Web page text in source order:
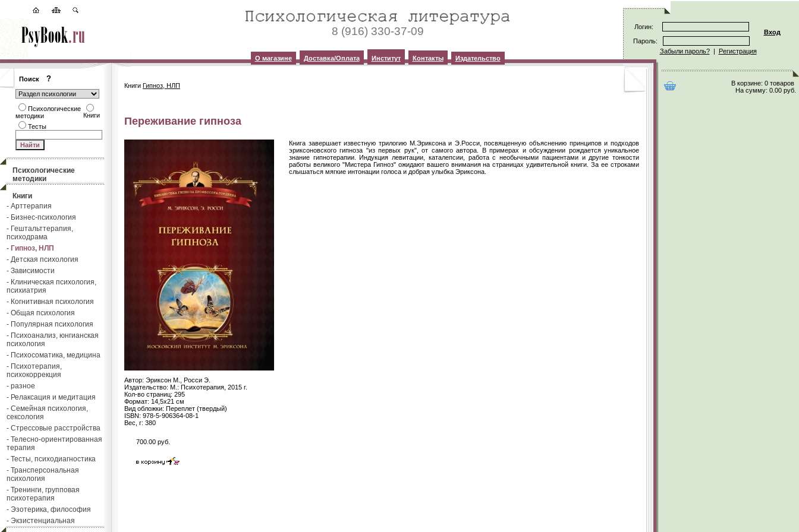
8 (916) 330-37-09 Логин:
Вход
Пароль:
Забыли пароль?|
Регистрация
О магазине
Доставка/Оплата Институт Контакты Издательство
Поиск ?
Психологические
методики
Книги
Тесты
Психологические
методики
Книги
- Арттерапия
- Бизнес-психология
- Гештальттерапия,
психодрама
- Гипноз, НЛП
- Детская психология
- Зависимости
- Клиническая психология,
психиатрия
- Когнитивная психология
- Общая психология
- Популярная психология
- Психоанализ, юнгианская
психология
- Психосоматика, медицина
- Психотерапия,
психокоррекция
- разное
- Релаксация и медитация
- Семейная психология,
сексология
- Стрессовые расстройства
- Телесно-ориентированная
терапия
- Тесты, психодиагностика
- Трансперсональная
психология
- Тренинги, групповая
психотерапия
- Эзотерика, философия
- Экзистенциальная
Книги Гипноз, НЛП
Переживание гипноза
Автор: Эриксон М., Росси Э.
Издательство: М.: Психотерапия, 2015 г.
Кол-во страниц: 295
Формат: 14,5х21 см
Вид обложки: Переплет (твердый)
ISBN: 978-5-906364-08-1
Вес, г: 380
Книга завершает известную трилогию М.Эриксона и Э.Росси, посвященную объяснению принципов и подходов
эриксоновского гипноза "из первых рук", от самого автора. В примерах и обсуждении рождается уникальное
знание гипнотерапии. Индукция левитации, каталепсии, работа с необычными пациентами и другие тонкости
работы великого "Мистера Гипноз" ожидают вашего внимания на страницах удивительной книги. За ее строками
слышаться мягкие интонации голоса и добрая улыбка Эриксона.
700.00 руб.
В корзине: 0 товаров
На сумму: 0.00 руб.